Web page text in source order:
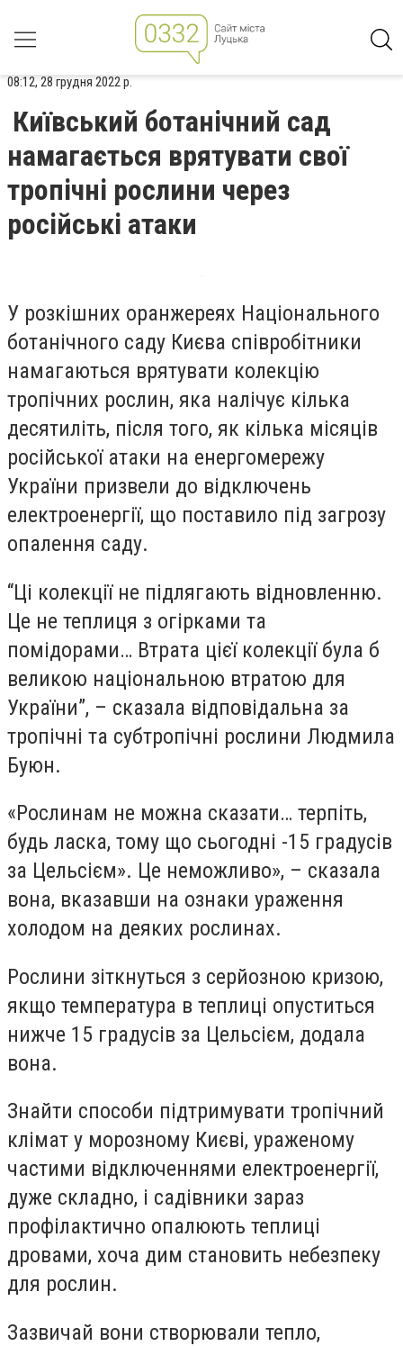
08:12, 28 грудня 2022 р.
Київський ботанічний сад
намагається врятувати свої
тропічні рослини через
російські атаки
У розкішних оранжереях Національного
ботанічного саду Києва співробітники
намагаються врятувати колекцію
тропічних рослин, яка налічує кілька
десятиліть, після того, як кілька місяців
російської атаки на енергомережу
України призвели до відключень
електроенергії, що поставило під загрозу
опалення саду.
“Ці колекції не підлягають відновленню.
Це не теплиця з огірками та
помідорами… Втрата цієї колекції була б
великою національною втратою для
України”, – сказала відповідальна за
тропічні та субтропічні рослини Людмила
Буюн.
«Рослинам не можна сказати… терпіть,
будь ласка, тому що сьогодні -15 градусів
за Цельсієм». Це неможливо», – сказала
вона, вказавши на ознаки ураження
холодом на деяких рослинах.
Рослини зіткнуться з серйозною кризою,
якщо температура в теплиці опуститься
нижче 15 градусів за Цельсієм, додала
вона.
Знайти способи підтримувати тропічний
клімат у морозному Києві, ураженому
частими відключеннями електроенергії,
дуже складно, і садівники зараз
профілактично опалюють теплиці
дровами, хоча дим становить небезпеку
для рослин.
Зазвичай вони створювали тепло,